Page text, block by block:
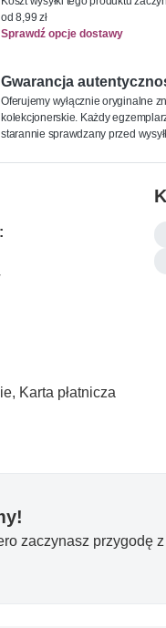
od 8,99 zł
Sprawdź opcje dostawy
Gwarancja
Oferujemy wyłącznie oryginalne
kolekcjonerskie. Każdy
starannie sprawdzany przed
Karta płatnicza
zaczynasz przygodę z